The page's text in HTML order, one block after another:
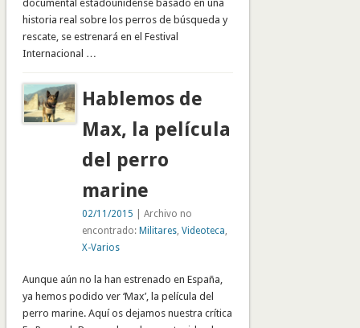
documental estadounidense basado en una
historia real sobre los perros de búsqueda y
rescate, se estrenará en el Festival
Internacional …
Hablemos de
Max, la película
del perro
marine
02/11/2015 | Archivo no
encontrado: Militares, Videoteca
X-Varios
Aunque aún no la han estrenado en España,
ya hemos podido ver ‘Max’, la película del
perro marine. Aquí os dejamos nuestra crítica